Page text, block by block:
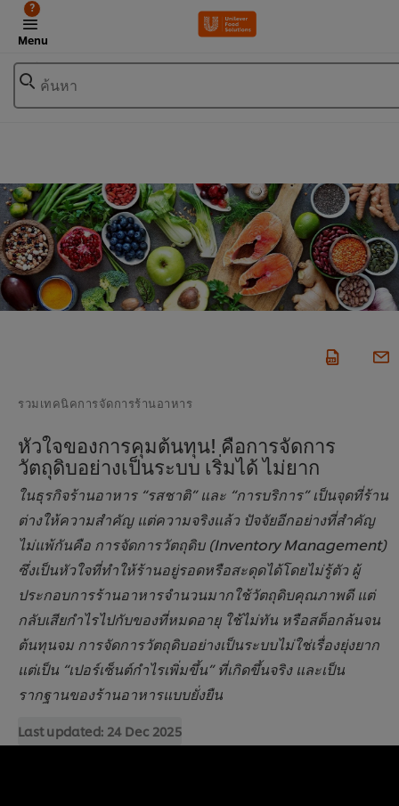
Menu
?
ค้นหา
รวมเทคนิคการจัดการร้านอาหาร
หัวใจของการคุมต้นทุน! คือการจัดการ
วัตถุดิบอย่างเป็นระบบ เริ่มได้ ไม่ยาก
ในธุรกิจร้านอาหาร “รสชาติ” และ “การบริการ” เป็นจุดที่ร้าน
ต่างให้ความสำคัญ แต่ความจริงแล้ว ปัจจัยอีกอย่างที่สำคัญ
ไม่แพ้กันคือ การจัดการวัตถุดิบ (Inventory Management)
ซึ่งเป็นหัวใจที่ทำให้ร้านอยู่รอดหรือสะดุดได้โดยไม่รู้ตัว ผู้
ประกอบการร้านอาหารจำนวนมากใช้วัตถุดิบคุณภาพดี แต่
กลับเสียกำไรไปกับของที่หมดอายุ ใช้ไม่ทัน หรือสต็อกล้นจน
ต้นทุนจม การจัดการวัตถุดิบอย่างเป็นระบบไม่ใช่เรื่องยุ่งยาก
แต่เป็น “เปอร์เซ็นต์กำไรเพิ่มขึ้น” ที่เกิดขึ้นจริง และเป็น
รากฐานของร้านอาหารแบบยั่งยืน
Last updated: 24 Dec 2025